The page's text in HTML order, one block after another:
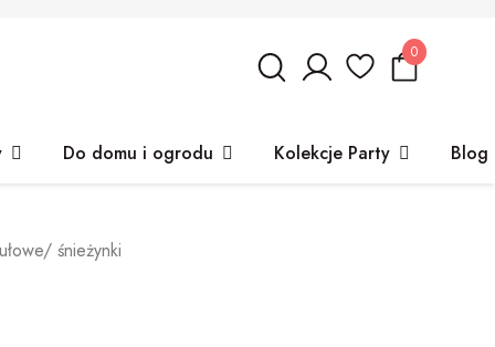
0
Do domu i ogrodu Kolekcje Party Blog
śnieżynki